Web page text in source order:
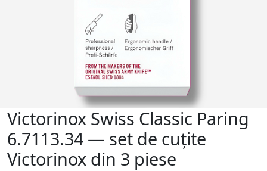
Victorinox Swiss Classic Paring
6.7113.34 — set de cuțite
Victorinox din 3 piese